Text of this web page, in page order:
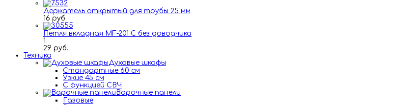
Держатель открытый для трубы 25 мм
16 руб.
Петля вкладная MF-201 C без доводчика
1
29 руб.
Техника
Духовые шкафы
Стандартные 60 см
Узкие 45 см
С функцией СВЧ
Варочные панели
Газовые